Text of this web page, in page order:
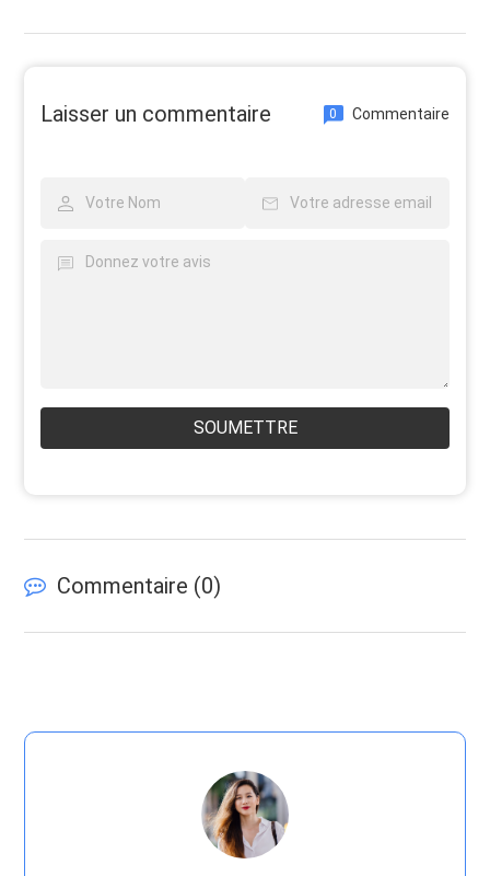
Laisser un commentaire 0 Commentaire
SOUMETTRE
Commentaire (0)